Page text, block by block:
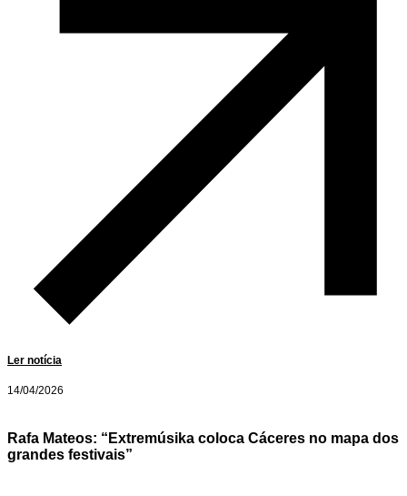
Ler notícia
14/04/2026
Rafa Mateos: “Extremúsika coloca Cáceres no mapa dos
grandes festivais”